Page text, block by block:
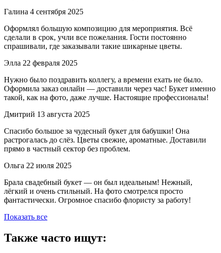
Галина 4 сентября 2025
Оформлял большую композицию для мероприятия. Всё
сделали в срок, учли все пожелания. Гости постоянно
спрашивали, где заказывали такие шикарные цветы.
Элла 22 февраля 2025
Нужно было поздравить коллегу, а времени ехать не было.
Оформила заказ онлайн — доставили через час! Букет именно
такой, как на фото, даже лучше. Настоящие профессионалы!
Дмитрий 13 августа 2025
Спасибо большое за чудесный букет для бабушки! Она
растрогалась до слёз. Цветы свежие, ароматные. Доставили
прямо в частный сектор без проблем.
Ольга 22 июля 2025
Брала свадебный букет — он был идеальным! Нежный,
лёгкий и очень стильный. На фото смотрелся просто
фантастически. Огромное спасибо флористу за работу!
Показать все
Также часто ищут: